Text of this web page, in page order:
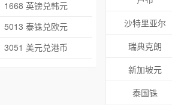
1668 英镑兑韩元
5013 泰铢兑欧元
3051 美元兑港币
沙特里亚尔
瑞典克朗
新加坡元
泰国铢